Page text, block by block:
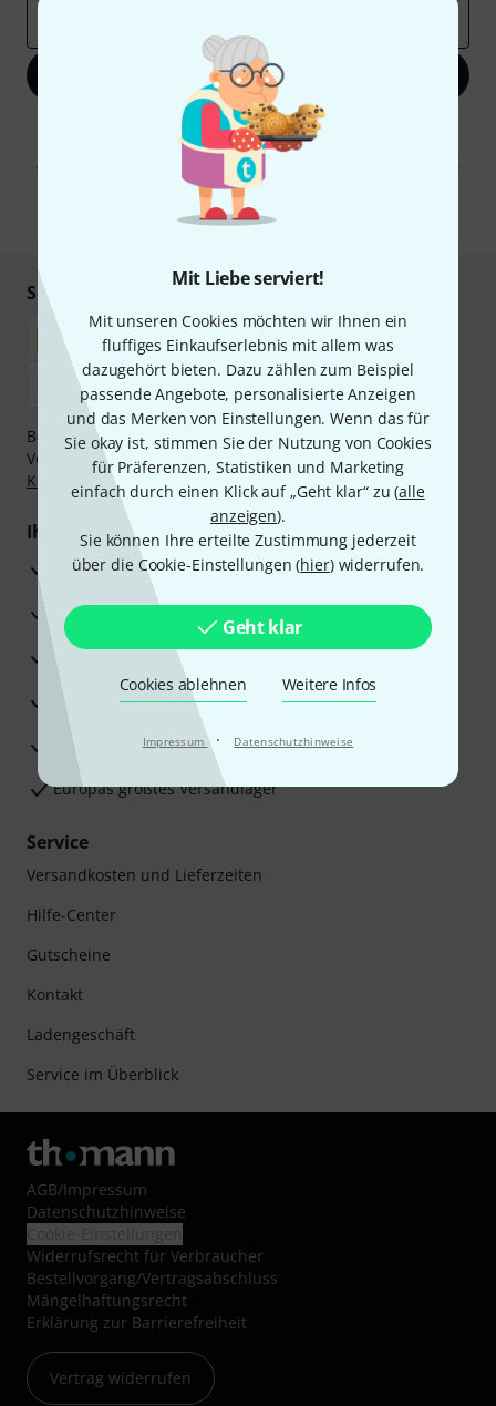
Mit Liebe serviert!
Mit unseren Cookies möchten wir Ihnen ein
fluffiges Einkaufserlebnis mit allem was
dazugehört bieten. Dazu zählen zum Beispiel
passende Angebote, personalisierte Anzeigen
und das Merken von Einstellungen. Wenn das für
Sie okay ist, stimmen Sie der Nutzung von Cookies
für Präferenzen, Statistiken und Marketing
einfach durch einen Klick auf „Geht klar“ zu (alle
anzeigen).
Sie können Ihre erteilte Zustimmung jederzeit
über die Cookie-Einstellungen (hier) widerrufen.
Geht klar
Cookies ablehnen Weitere Infos
Impressum · Datenschutzhinweise
Jetzt anmelden
Mit Klick auf „Jetzt anmelden“ stimmen Sie dem Erhalt von E-Mail-
Werbung und einer Messung des E-Mail-Nutzungsverhaltens zu. Die
Abmeldung ist jederzeit möglich. Weitere Informationen finden Sie in
unseren
Datenschutzhinweisen
* Pflichtfeld
Sicher einkaufen & bezahlen
Bezahlen Sie vertraulich und sicher per Nachnahme,
Vorkasse, PayPal, Amazon Pay, Klarna Sofort bezahlen
Klarna Ratenzahlungoder Kreditkarte.
Ihre Vorteile
3 Jahre Thomann Garantie
30 Tage Money-Back-Garantie
Reparaturservice
Beratung durch Fachexperten
Zufriedenheitsgarantie
Europas größtes Versandlager
Service
Versandkosten und Lieferzeiten
Hilfe-Center
Gutscheine
Kontakt
Ladengeschäft
Service im Überblick
AGB/Impressum
Datenschutzhinweise
Widerrufsrecht für Verbraucher
Bestellvorgang/Vertragsabschluss
Mängelhaftungsrecht
Erklärung zur Barrierefreiheit
Vertrag widerrufen